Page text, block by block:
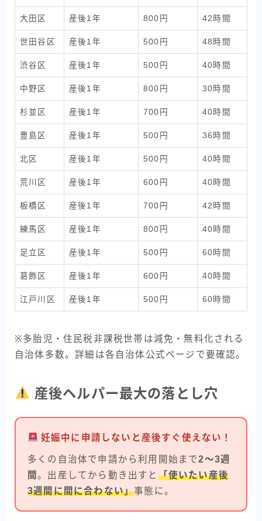
大田区 産後1年 800円 42時間
世田谷区 産後1年 500円 48時間
渋谷区 産後1年 500円 40時間
中野区 産後1年 800円 30時間
杉並区 産後1年 700円 40時間
豊島区 産後1年 500円 36時間
北区 産後1年 500円 40時間
荒川区 産後1年 600円 40時間
板橋区 産後1年 700円 42時間
練馬区 産後1年 800円 40時間
足立区 産後1年 500円 60時間
葛飾区 産後1年 600円 40時間
江戸川区 産後1年 500円 60時間
※多胎児・住民税非課税世帯は減免・無料化される
自治体多数。詳細は各自治体公式ページで要確認。
産後ヘルパー最大の落とし穴
妊娠中に申請しないと産後すぐ使えない！
多くの自治体で申請から利用開始まで2〜3週
間。出産してから動き出すと 「使いたい産後
3週間に間に合わない」事態に。